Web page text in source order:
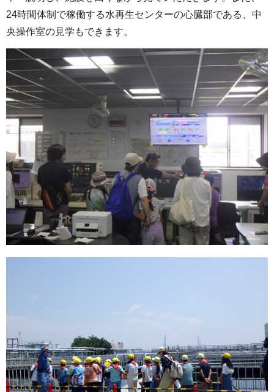
24時間体制で稼働する水再生センターの心臓部である、中
央操作室の見学もできます。